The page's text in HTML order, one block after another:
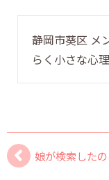
静岡市葵区 メ
らく小さな心
娘が検索したの